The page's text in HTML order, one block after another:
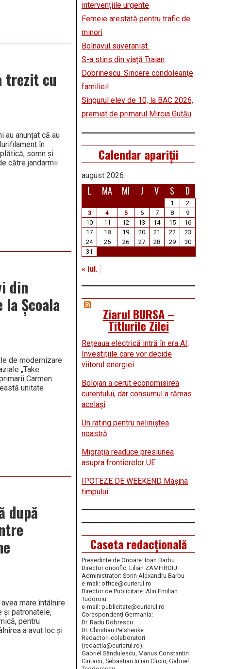
trezit cu
au anunțat că au
în
somn și
către jandarmii
din
Școala
de modernizare
„Take
Carmen
unitate
după
mare întâlnire
și patronatele,
pentru
a avut loc și
intervențiile urgente
Femeie arestată pentru trafic de
minori
Bolnavul suveranist
S-a stins din viață Traian
Dobrinescu. Sincere condoleanțe
familiei!
Singurul elev de 10, la BAC 2026,
premiat de primarul Mircia Gutău
Calendar apariții
august 2026
L MA MI J V S D
1
2
3
4 5 6 7 8
9
10
11 12 13 14 15
16
17
18 19 20 21 22
23
24
25 26 27 28 29
30
31
« iul.
Ziarul BURSA –
Titlurile Zilei
Reţeaua electrică intră în era AI;
Investiţiile care vor decide
viitorul energiei
Bolojan a cerut economisirea
curentului, dar consumul a rămas
acelaşi
Un rating pentru neliniştea
noastră
Migraţia readuce presiunea
asupra frontierelor UE
IPOTEZE DE WEEKEND Maşina
timpului
Caseta redacțională
Președinte de Onoare: Ioan Barbu
Director onorific: Lilian ZAMFIROIU
Administrator: Sorin Alexandru Barbu
e-mail: office@curierul.ro
Director de Publicitate: Alin Emilian
Tudoroiu
e-mail: publicitate@curierul.ro
Corespondenți Germania:
Dr. Radu Dobrescu
Dr. Christian Pelshenke
Redactori-colaboratori
(redactia@curierul.ro):
Gabriel Săndulescu, Marius Constantin
Ciutacu, Sebastian Iulian Cîrciu, Gabriel